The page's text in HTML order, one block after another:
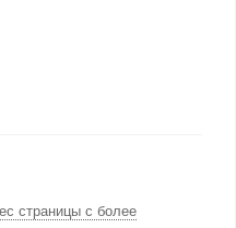
страницы с более